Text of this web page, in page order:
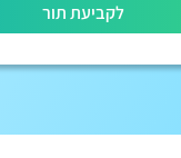
לקביעת תור